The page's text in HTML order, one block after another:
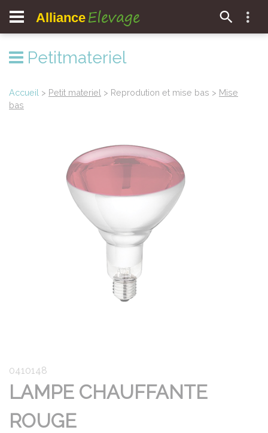
Alliance Elevage
Petitmateriel
Accueil > Petit materiel > Reprodution et mise bas > Mise
bas
0410148
LAMPE CHAUFFANTE
ROUGE